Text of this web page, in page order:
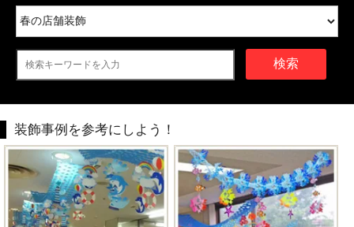
検索
装飾事例を参考にしよう！